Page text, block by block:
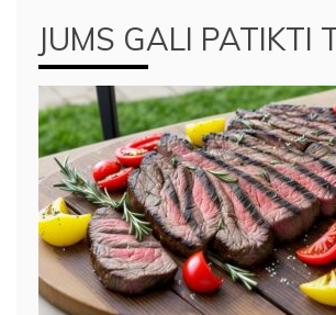
JUMS GALI PATIKTI